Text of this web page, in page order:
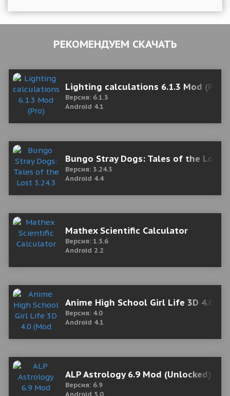
РЕКОМЕНДУЕМ СКАЧАТЬ
Lighting calculations 6.1.3 Mod (Pro)
Версия: 6.1.3
Android 4.1
Bungo Stray Dogs: Tales of the Lost
Версия: 3.24.3
Android 4.4
Mathex Scientific Calculator
Версия: 1.5.6
Android 2.2
Anime High School Girl Life 3D 4.0
Версия: 4.0
Android 4.1
ALP Astrology 6.9 Mod (Unlocked)
Версия: 6.9
Android 5.0